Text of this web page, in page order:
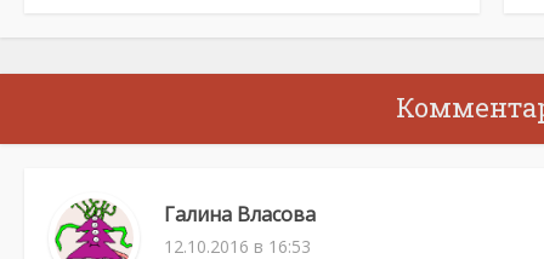
Галина Власова
12.10.2016 в 16:53